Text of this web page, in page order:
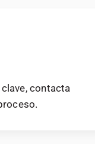
contacta